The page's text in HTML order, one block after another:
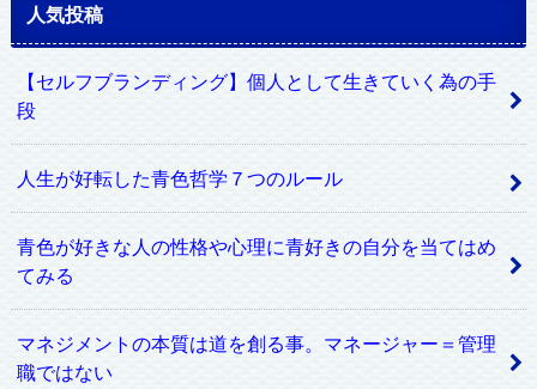
人気投稿
【セルフブランディング】個人として生きていく為の手
段
人生が好転した青色哲学７つのルール
青色が好きな人の性格や心理に青好きの自分を当てはめ
てみる
マネジメントの本質は道を創る事。マネージャー＝管理
職ではない